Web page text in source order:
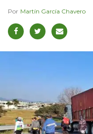
Martín García Chavero